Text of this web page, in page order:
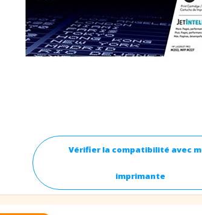
Vérifier la compatibilité avec
imprimante